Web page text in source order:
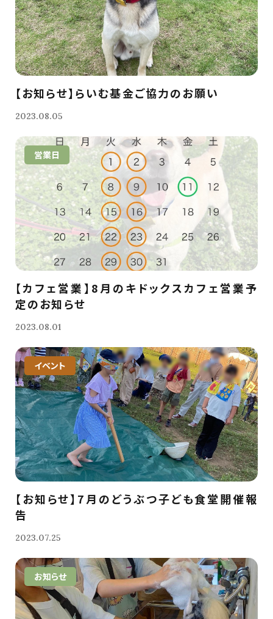
【お知らせ】らいむ基金ご協力のお願い
2023.08.05
営業日
【カフェ営業】8月のキドックスカフェ営業予
定のお知らせ
2023.08.01
イベント
【お知らせ】7月のどうぶつ子ども食堂開催報
告
2023.07.25
お知らせ